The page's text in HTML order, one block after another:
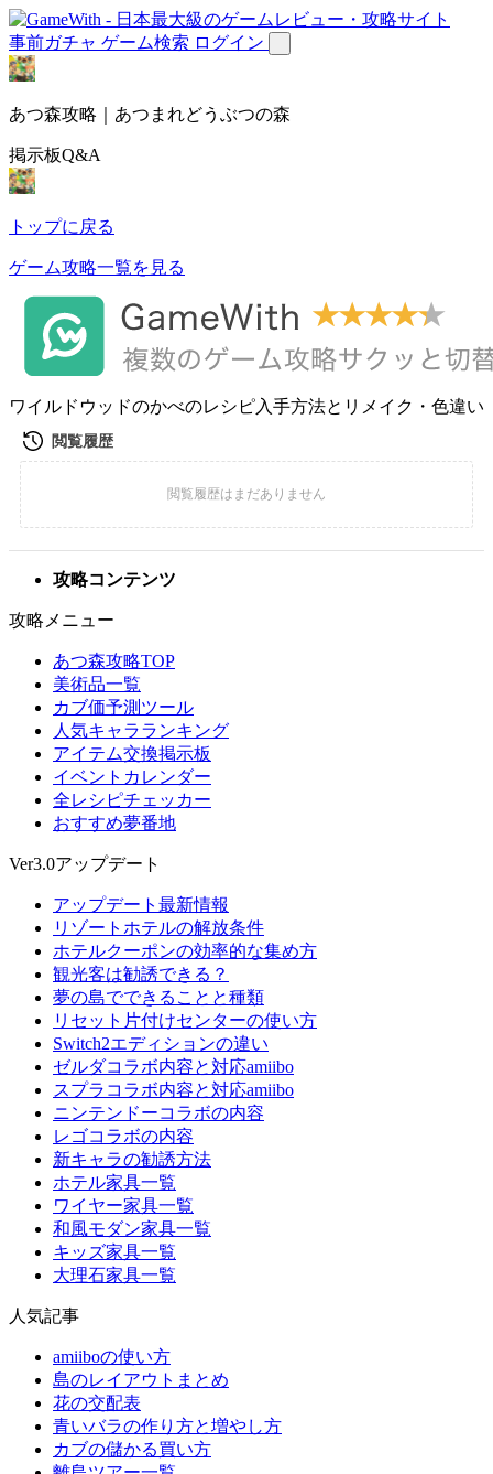
事前ガチャ ゲーム検索 ログイン
あつ森攻略｜あつまれどうぶつの森
掲示板Q&A
トップに戻る
ゲーム攻略一覧を見る
ワイルドウッドのかべのレシピ入手方法とリメイク・色違い
攻略コンテンツ
攻略メニュー
あつ森攻略TOP
美術品一覧
カブ価予測ツール
人気キャラランキング
アイテム交換掲示板
イベントカレンダー
全レシピチェッカー
おすすめ夢番地
Ver3.0アップデート
アップデート最新情報
リゾートホテルの解放条件
ホテルクーポンの効率的な集め方
観光客は勧誘できる？
夢の島でできることと種類
リセット片付けセンターの使い方
Switch2エディションの違い
ゼルダコラボ内容と対応amiibo
スプラコラボ内容と対応amiibo
ニンテンドーコラボの内容
レゴコラボの内容
新キャラの勧誘方法
ホテル家具一覧
ワイヤー家具一覧
和風モダン家具一覧
キッズ家具一覧
大理石家具一覧
人気記事
amiiboの使い方
島のレイアウトまとめ
花の交配表
青いバラの作り方と増やし方
カブの儲かる買い方